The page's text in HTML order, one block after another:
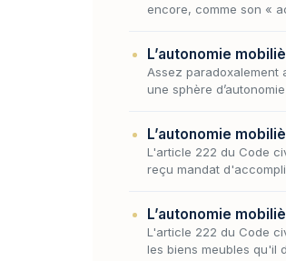
encore, comme son «
L’autonomie
Assez paradoxalement
une sphère
L’autonomie
L'article 222 du Code
reçu mandat
L’autonomie
L'article 222 du Code
les biens meubles qu'il